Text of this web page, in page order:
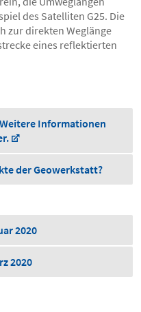
des Satelliten G25. Die
zur direkten Weglänge
eines reflektierten
Informationen
der Geowerkstatt?
2020
2020